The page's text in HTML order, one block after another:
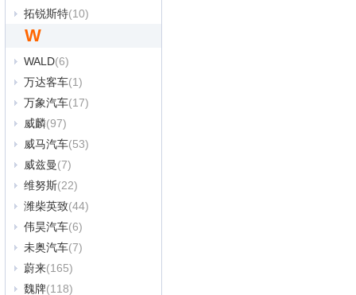
拓锐斯特(10)
W
WALD(6)
万达客车(1)
万象汽车(17)
威麟(97)
威马汽车(53)
威兹曼(7)
维努斯(22)
潍柴英致(44)
伟昊汽车(6)
未奥汽车(7)
蔚来(165)
魏牌(118)